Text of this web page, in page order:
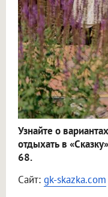
Узнайте о
отдыхать в
68.
Сайт: gk-skazka.com